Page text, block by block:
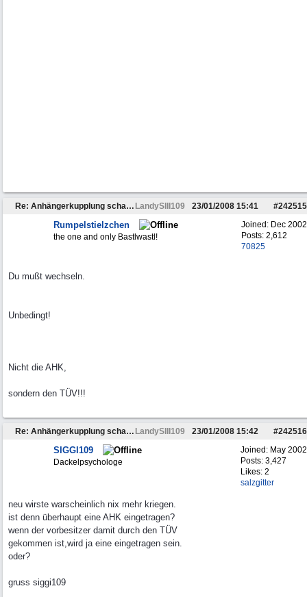
Re: Anhängerkupplung schafft TÜV nicht LandySIII109 #242515
23/01/2008 15:41
Joined: Dec 2002
Posts: 2,612
70825
Rumpelstielzchen
the one and only Bastlwastl!
Du mußt wechseln.
Unbedingt!
Nicht die AHK,
sondern den TÜV!!!
Re: Anhängerkupplung schafft TÜV nicht LandySIII109 #242516
23/01/2008 15:42
Joined: May 2002
Posts: 3,427
Likes: 2
salzgitter
SIGGI109
Dackelpsychologe
neu wirste warscheinlich nix mehr kriegen.
ist denn überhaupt eine AHK eingetragen?
wenn der vorbesitzer damit durch den TÜV
gekommen ist,wird ja eine eingetragen sein.
oder?
gruss siggi109